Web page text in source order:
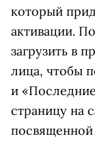
который
активации.
загрузить в
лица, чтобы
и
страницу на